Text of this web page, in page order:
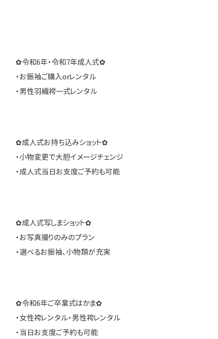
✿令和6年・令和7年成人式✿
・お振袖ご購入orレンタル
・男性羽織袴一式レンタル
✿成人式お持ち込みショット✿
・小物変更で大胆イメージチェンジ
・成人式当日お支度ご予約も可能
✿成人式写しまショット✿
・お写真撮りのみのプラン
・選べるお振袖、小物類が充実
✿令和6年ご卒業式はかま✿
・女性袴レンタル・男性袴レンタル
・当日お支度ご予約も可能